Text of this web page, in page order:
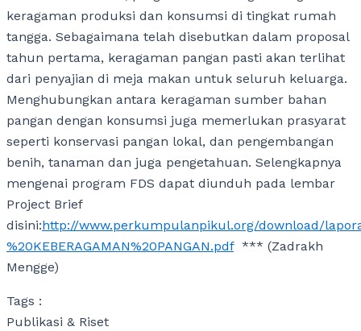
keragaman produksi dan konsumsi di tingkat rumah
tangga. Sebagaimana telah disebutkan dalam proposal
tahun pertama, keragaman pangan pasti akan terlihat
dari penyajian di meja makan untuk seluruh keluarga.
Menghubungkan antara keragaman sumber bahan
pangan dengan konsumsi juga memerlukan prasyarat
seperti konservasi pangan lokal, dan pengembangan
benih, tanaman dan juga pengetahuan. Selengkapnya
mengenai program FDS dapat diunduh pada lembar
Project Brief
disini:http://www.perkumpulanpikul.org/download/
%20KEBERAGAMAN%20PANGAN.pdf *** (Zadrakh
Mengge)
Tags :
Publikasi & Riset